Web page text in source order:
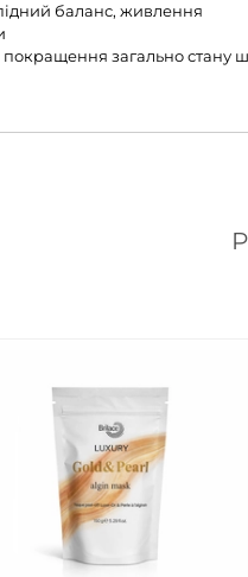
баланс, живлення
загально стану